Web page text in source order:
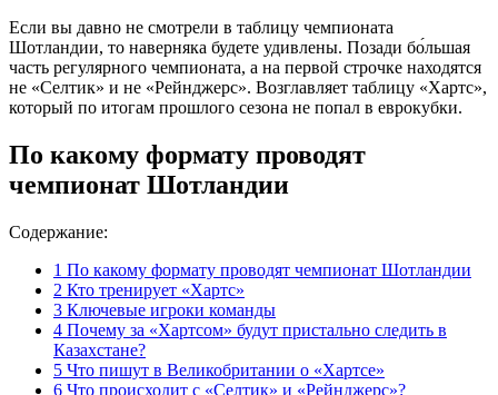
Если вы давно не смотрели в таблицу чемпионата
Шотландии, то наверняка будете удивлены. Позади бо́льшая
часть регулярного чемпионата, а на первой строчке находятся
не «Селтик» и не «Рейнджерс». Возглавляет таблицу «Хартс»,
который по итогам прошлого сезона не попал в еврокубки.
По какому формату проводят
чемпионат Шотландии
Содержание:
1 По какому формату проводят чемпионат Шотландии
2 Кто тренирует «Хартс»
3 Ключевые игроки команды
4 Почему за «Хартсом» будут пристально следить в
Казахстане?
5 Что пишут в Великобритании о «Хартсе»
6 Что происходит с «Селтик» и «Рейнджерс»?